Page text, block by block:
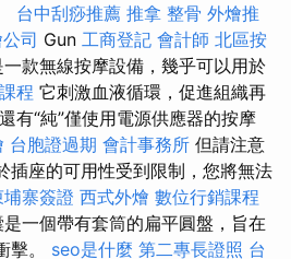
台中刮痧推薦 推拿 整骨 外燴推
司 Gun 工商登記 會計師 北區按
款無線按摩設備，幾乎可以用於
程 它刺激血液循環，促進組織再
有“純”僅使用電源供應器的按摩
台胞證過期 會計事務所 但請注意
插座的可用性受到限制，您將無法
埔寨簽證 西式外燴 數位行銷課程
是一個帶有套筒的扁平圓盤，旨在
擊。 seo是什麼 第二專長證照 台